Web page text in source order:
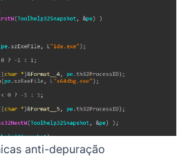
anti-depuração